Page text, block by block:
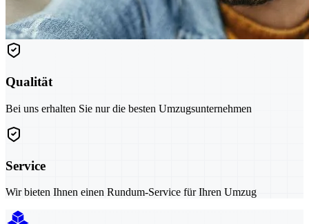
Qualität
Bei uns erhalten Sie nur die besten Umzugsunternehmen
Service
Wir bieten Ihnen einen Rundum-Service für Ihren Umzug